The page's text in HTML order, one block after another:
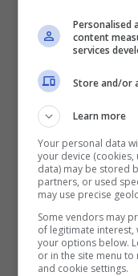
In provincia di
rinforza e
sole sull’Emilia
qualche cumulo
vette
esclusi sui
rialzo, massime
Venti in regime
calmi o poco
Personalised
content
services
Store and/or
Learn more
Your personal data
your device
data) may be stored
partners, or used
may use precise
Some vendors may
of legitimate interest,
your options below.
or in the site menu
and cookie settings.